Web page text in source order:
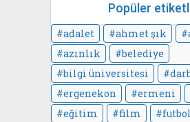
Popüler
adalet ahmet şık
azınlık
belediye
bilgi üniversitesi
ergenekon
ermeni
eğitim
film
futbol